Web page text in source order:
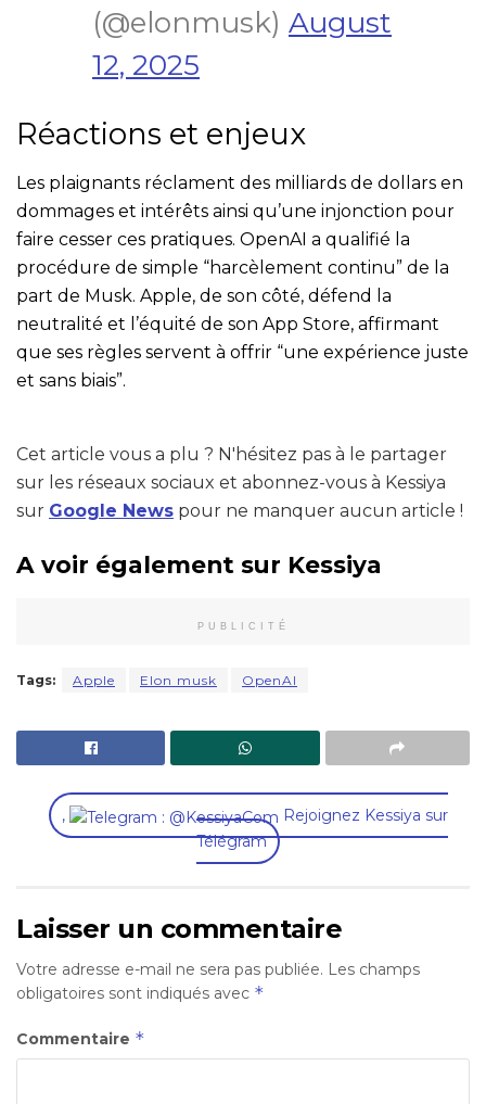
(@elonmusk) August
12, 2025
Réactions et enjeux
Les plaignants réclament des milliards de dollars en
dommages et intérêts ainsi qu’une injonction pour
faire cesser ces pratiques. OpenAI a qualifié la
procédure de simple “harcèlement continu” de la
part de Musk. Apple, de son côté, défend la
neutralité et l’équité de son App Store, affirmant
que ses règles servent à offrir “une expérience juste
et sans biais”.
Cet article vous a plu ? N'hésitez pas à le partager
sur les réseaux sociaux et abonnez-vous à Kessiya
sur Google News pour ne manquer aucun article !
A voir également sur Kessiya
PUBLICITÉ
Tags: Apple Elon musk OpenAI
,
Rejoignez Kessiya sur
Télégram
Laisser un commentaire
Votre adresse e-mail ne sera pas publiée. Les champs
obligatoires sont indiqués avec *
Commentaire *